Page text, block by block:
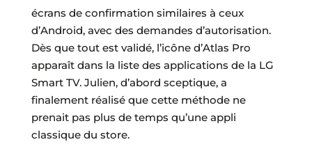
écrans de confirmation similaires à ceux
d’Android, avec des demandes d’autorisation.
Dès que tout est validé, l’icône d’Atlas Pro
apparaît dans la liste des applications de la LG
Smart TV. Julien, d’abord sceptique, a
finalement réalisé que cette méthode ne
prenait pas plus de temps qu’une appli
classique du store.